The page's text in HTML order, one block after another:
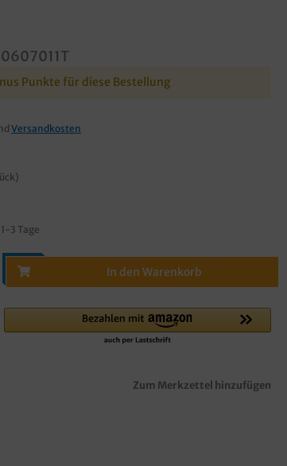
Punkte für diese Bestellung
Versandkosten
3 Tage
In den Warenkorb
Zum Merkzettel hinzufügen